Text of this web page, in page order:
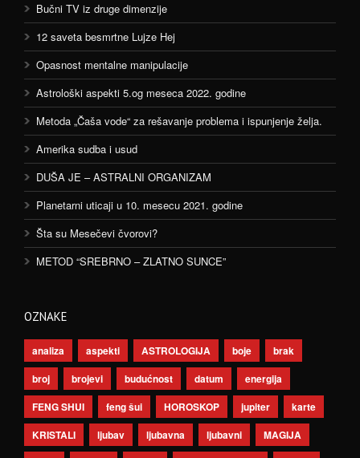
Bučni TV iz druge dimenzije
12 saveta besmrtne Lujze Hej
Opasnost mentalne manipulacije
Astrološki aspekti 5.og meseca 2022. godine
Metoda „Čaša vode“ za rešavanje problema i ispunjenje želja.
Amerika sudba i usud
DUŠA JE – ASTRALNI ORGANIZAM
Planetarni uticaji u 10. mesecu 2021. godine
Šta su Mesečevi čvorovi?
METOD “SREBRNO – ZLATNO SUNCE”
OZNAKE
analiza aspekti ASTROLOGIJA boje
brak
broj
brojevi budućnost datum
energija
FENG SHUI
feng šui HOROSKOP jupiter
karte
KRISTALI
ljubav ljubavna ljubavni
MAGIJA